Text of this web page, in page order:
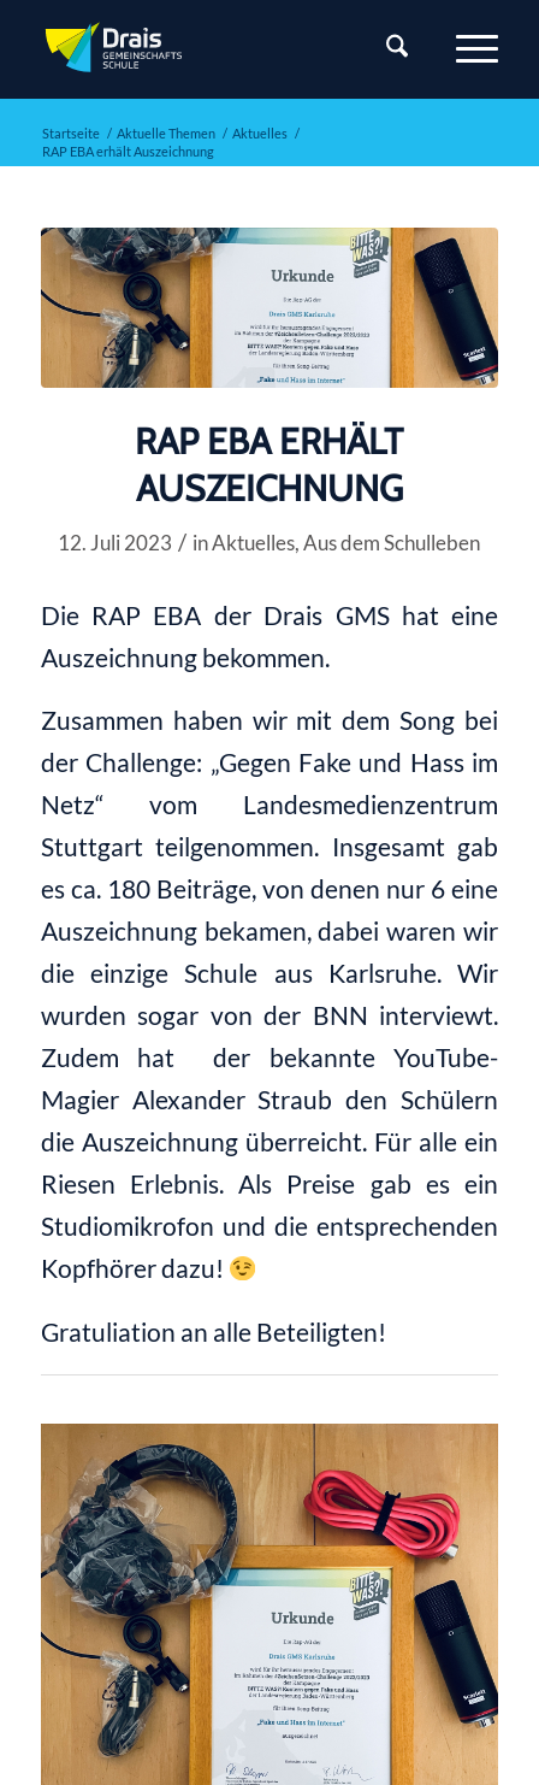
Startseite / Aktuelle Themen / Aktuelles /
RAP EBA erhält Auszeichnung
RAP EBA ERHÄLT
AUSZEICHNUNG
12. Juli 2023 / inAktuelles,Aus dem Schulleben
Die RAP EBA der Drais GMS hat eine
Auszeichnung bekommen.
Zusammen haben wir mit dem Song bei
der Challenge: „Gegen Fake und Hass im
Netz“ vom Landesmedienzentrum
Stuttgart teilgenommen. Insgesamt gab
es ca. 180 Beiträge, von denen nur 6 eine
Auszeichnung bekamen, dabei waren wir
die einzige Schule aus Karlsruhe. Wir
wurden sogar von der BNN interviewt.
Zudem hat der bekannte YouTube-
Magier Alexander Straub den Schülern
die Auszeichnung überreicht. Für alle ein
Riesen Erlebnis. Als Preise gab es ein
Studiomikrofon und die entsprechenden
Kopfhörer dazu!
Gratuliation an alle Beteiligten!